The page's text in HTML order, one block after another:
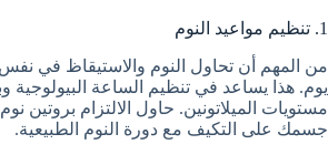
1. تنظيم مواعيد النوم
من المهم أن تحاول النوم والاستيقاظ في
يوم. هذا يساعد في تنظيم الساعة البيولوجية
مستويات الميلاتونين. حاول الالتزام بروتين
جسمك على التكيف مع دورة النوم الطبيعية.